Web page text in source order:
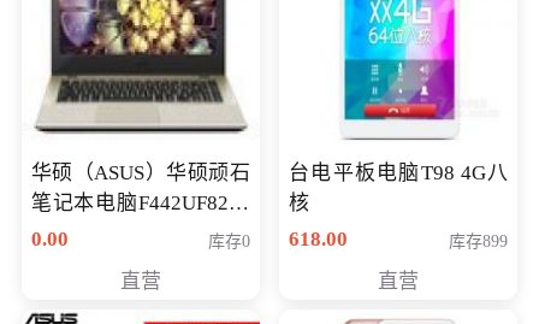
华硕（ASUS）华硕顽石
笔记本电脑F442UF8250
八代独显轻薄办公商务
0.00 库存0
直营
台电平板电脑T98 4G八
核
618.00
库存899
直营